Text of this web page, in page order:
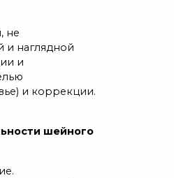
не
и наглядной
и
и коррекции.
шейного